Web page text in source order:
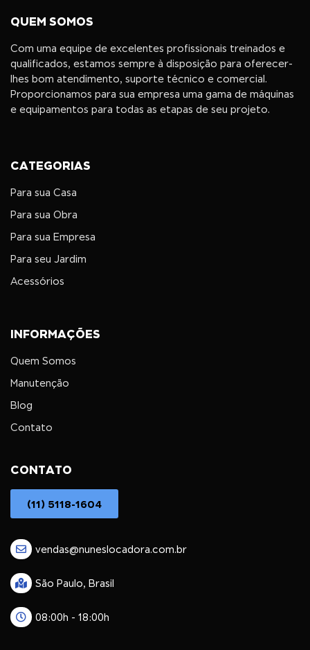
QUEM SOMOS
Com uma equipe de excelentes profissionais treinados e
qualificados, estamos sempre à disposição para oferecer-
lhes bom atendimento, suporte técnico e comercial.
Proporcionamos para sua empresa uma gama de máquinas
e equipamentos para todas as etapas de seu projeto.
CATEGORIAS
Para sua Casa
Para sua Obra
Para sua Empresa
Para seu Jardim
Acessórios
INFORMAÇÕES
Quem Somos
Manutenção
Blog
Contato
CONTATO
(11) 5118-1604
vendas@nuneslocadora.com.br
São Paulo, Brasil
08:00h - 18:00h